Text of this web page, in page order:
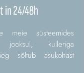
in 24/48h
meie süsteemides
kulleriga
sõltub asukohast